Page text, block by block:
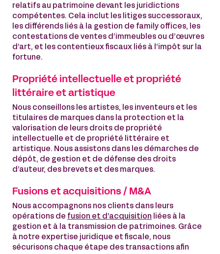
relatifs au patrimoine devant les juridictions
compétentes. Cela inclut les litiges successoraux,
les différends liés à la gestion de family offices, les
contestations de ventes d’immeubles ou d’œuvres
d’art, et les contentieux fiscaux liés à l’impôt sur la
fortune.
Propriété intellectuelle et propriété
littéraire et artistique
Nous conseillons les artistes, les inventeurs et les
titulaires de marques dans la protection et la
valorisation de leurs droits de propriété
intellectuelle et de propriété littéraire et
artistique. Nous assistons dans les démarches de
dépôt, de gestion et de défense des droits
d’auteur, des brevets et des marques.
Fusions et acquisitions / M&A
Nous accompagnons nos clients dans leurs
opérations de fusion et d’acquisition liées à la
gestion et à la transmission de patrimoines. Grâce
à notre expertise juridique et fiscale, nous
sécurisons chaque étape des transactions afin